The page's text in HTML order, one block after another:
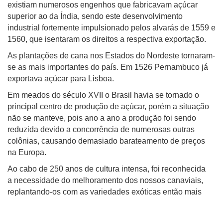
existiam numerosos engenhos que fabricavam açúcar
superior ao da Índia, sendo este desenvolvimento
industrial fortemente impulsionado pelos alvarás de 1559 e
1560, que isentaram os direitos a respectiva exportação.
As plantações de cana nos Estados do Nordeste tornaram-
se as mais importantes do país. Em 1526 Pernambuco já
exportava açúcar para Lisboa.
Em meados do século XVII o Brasil havia se tornado o
principal centro de produção de açúcar, porém a situação
não se manteve, pois ano a ano a produção foi sendo
reduzida devido a concorrência de numerosas outras
colônias, causando demasiado barateamento de preços
na Europa.
Ao cabo de 250 anos de cultura intensa, foi reconhecida
a necessidade do melhoramento dos nossos canaviais,
replantando-os com as variedades exóticas então mais